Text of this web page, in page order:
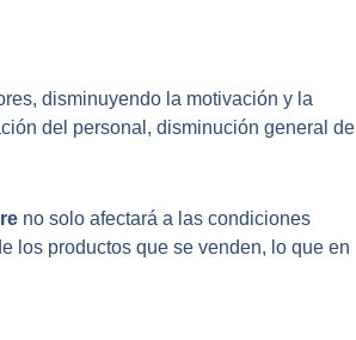
disminuyendo la motivación y la
del personal, disminución general de
no solo afectará a las condiciones
los productos que se venden, lo que en